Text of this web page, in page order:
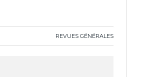
REVUES GÉNÉRALES